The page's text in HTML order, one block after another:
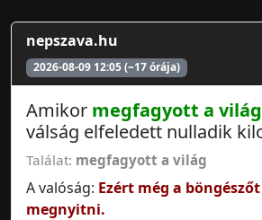
nepszava.hu
2026-08-09 12:05 (~17 órája)
Amikor megfagyott a világ
válság elfeledett nulladik
Találat: megfagyott a világ
A valóság: Ezért még a
megnyitni.